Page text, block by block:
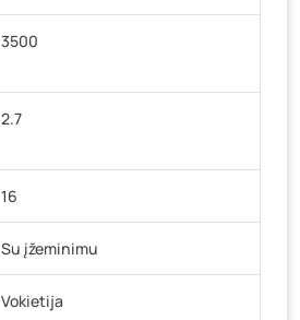
3500
2.7
16
Su įžeminimu
Vokietija